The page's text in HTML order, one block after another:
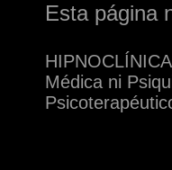
Esta página
Médica ni